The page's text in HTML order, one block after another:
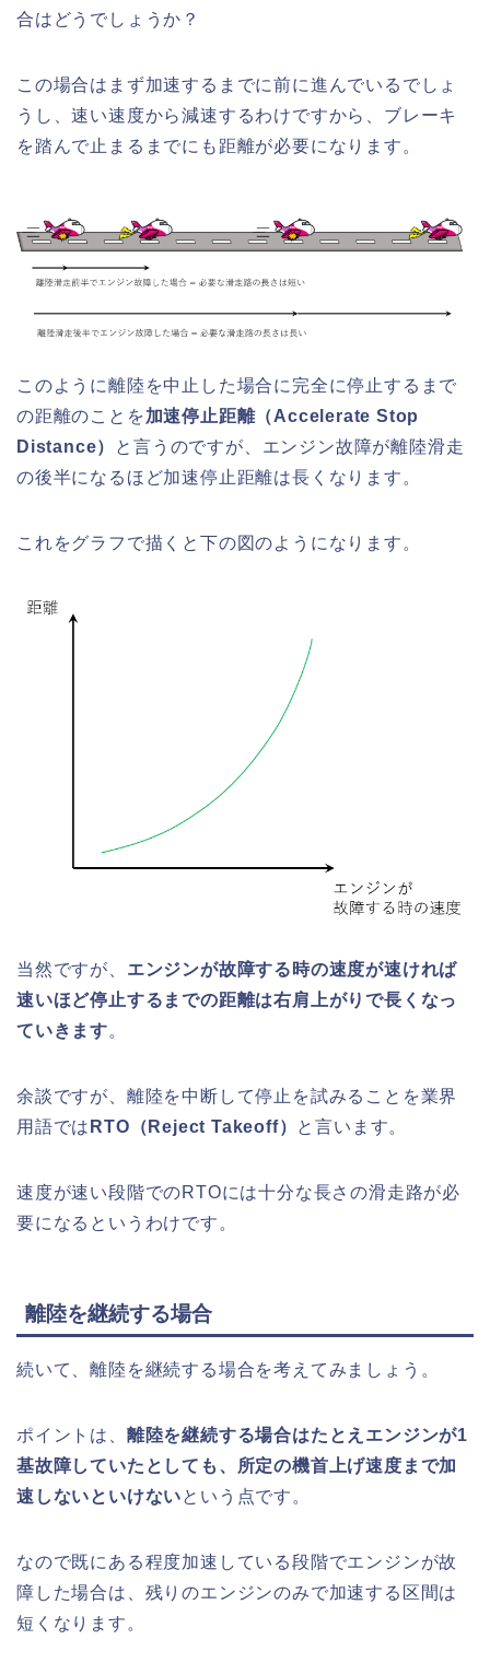
合はどうでしょうか？
この場合はまず加速するまでに前に進んでいるでしょ
うし、速い速度から減速するわけですから、ブレーキ
を踏んで止まるまでにも距離が必要になります。
このように離陸を中止した場合に完全に停止するまで
の距離のことを加速停止距離（Accelerate Stop
Distance）
と言うのですが、エンジン故障が離陸滑走
の後半になるほど加速停止距離は長くなります。
これをグラフで描くと下の図のようになります。
当然ですが、 エンジンが故障する時の速度が速ければ
速いほど停止するまでの距離は右肩上がりで長くなっ
ていきます。
余談ですが、離陸を中断して停止を試みることを業界
用語では RTO（Reject Takeoff） と言います。
速度が速い段階でのRTOには十分な長さの滑走路が必
要になるというわけです。
離陸を継続する場合
続いて、離陸を継続する場合を考えてみましょう。
ポイントは、 離陸を継続する場合はたとえエンジンが1
基故障していたとしても、所定の機首上げ速度まで加
速しないといけないという点です。
なので既にある程度加速している段階でエンジンが故
障した場合は、残りのエンジンのみで加速する区間は
短くなります。